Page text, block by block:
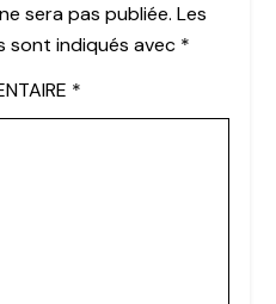
sera pas publiée. Les
sont indiqués avec *
*